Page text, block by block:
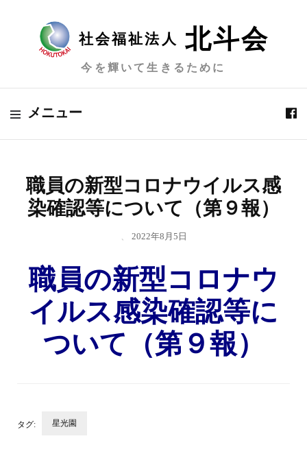
社会福祉法人 北斗会
今を輝いて生きるために
メニュー
職員の新型コロナウイルス感
染確認等について（第９報）
2022年8月5日
職員の新型コロナウ
イルス感染確認等に
ついて（第９報）
タグ: 星光園